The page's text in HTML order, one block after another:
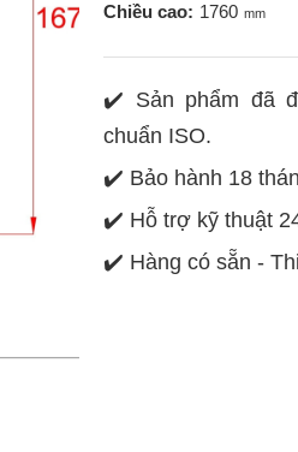
Chiều cao: 1760 mm
✔️ Sản phẩm đã
chuẩn ISO.
✔️ Bảo hành 18
✔️ Hỗ trợ kỹ thuật
✔️ Hàng có sẵn -